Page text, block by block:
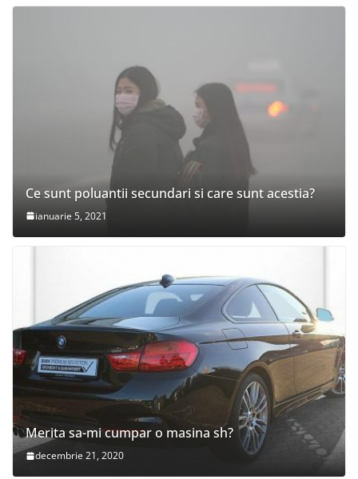
Ce sunt poluantii secundari si care sunt acestia?
ianuarie 5, 2021
Merita sa-mi cumpar o masina sh?
decembrie 21, 2020